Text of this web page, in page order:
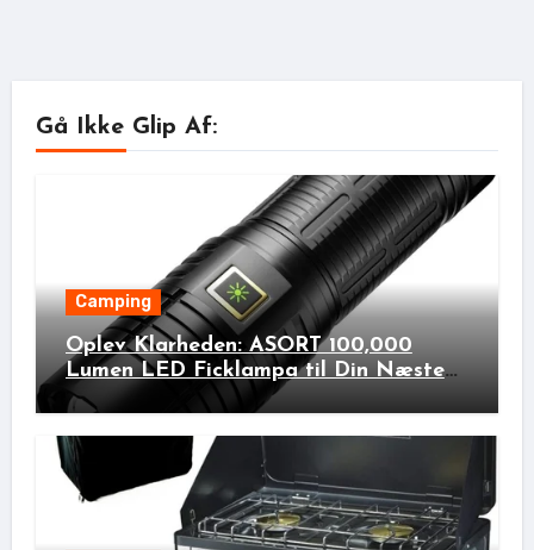
Gå Ikke Glip Af:
Camping
Oplev Klarheden: ASORT 100,000
Lumen LED Ficklampa til Din Næste
Udendørs Eventyr!